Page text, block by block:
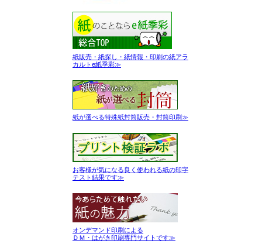
紙販売・紙探し・紙情報・印刷の紙アラ
カルトe紙季彩≫
紙が選べる特殊紙封筒販売・封筒印刷≫
お客様が気になる良く使われる紙の印字
テスト結果です≫
オンデマンド印刷による
ＤＭ・はがき印刷専門サイトです≫